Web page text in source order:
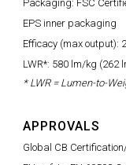
Packaging: FSC
EPS inner packaging
Efficacy (max output):
LWR*: 580 lm/kg (262
* LWR = Lumen-to-
APPROVALS
Global CB